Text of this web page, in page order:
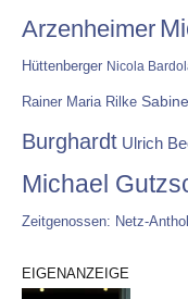
Arzenheimer
Hüttenberger Nicola
Rainer Maria Rilke
Burghardt Ulrich
Michael
Zeitgenossen: Netz-
EIGENANZEIGE